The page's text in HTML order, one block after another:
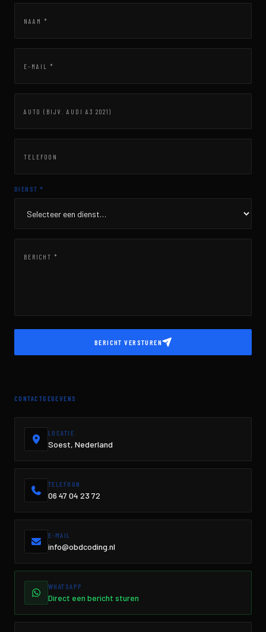
NAAM *
E-MAIL *
AUTO (BIJV. AUDI A3 2021)
TELEFOON
DIENST *
BERICHT *
BERICHT VERSTUREN
CONTACTGEGEVENS
LOCATIE
Soest, Nederland
TELEFOON
06 47 04 23 72
E-MAIL
info@obdcoding.nl
WHATSAPP
Direct een bericht sturen